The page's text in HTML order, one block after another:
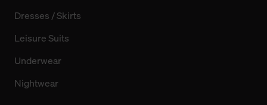
Dresses / Skirts
Leisure Suits
Underwear
Nightwear